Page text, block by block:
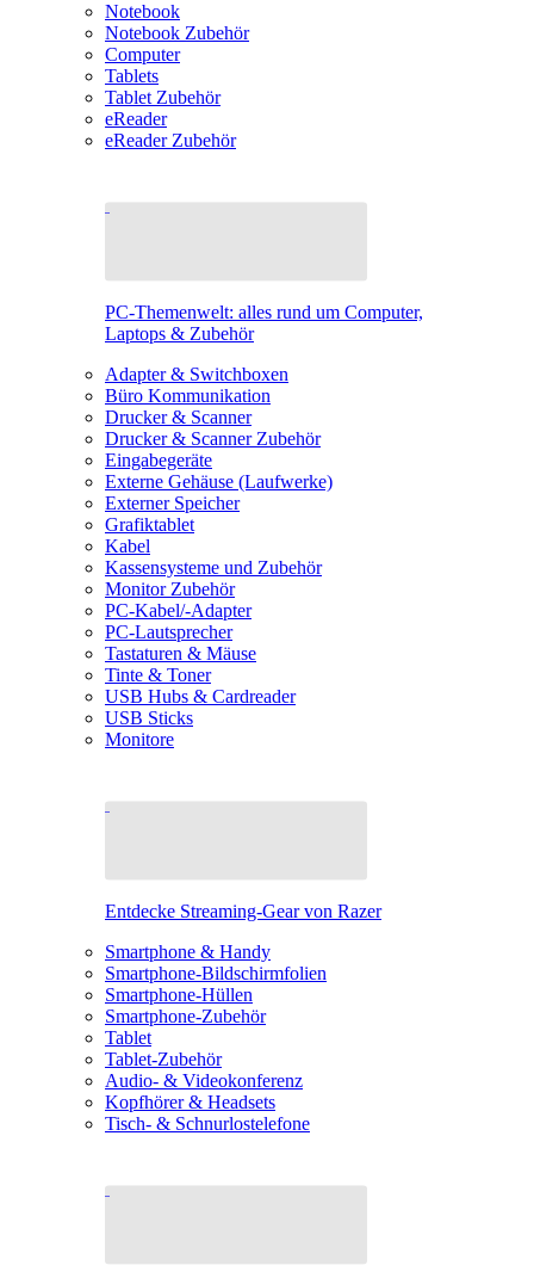
Notebook
Notebook Zubehör
Computer
Tablets
Tablet Zubehör
eReader
eReader Zubehör
PC-Themenwelt: alles rund um Computer,
Laptops & Zubehör
Adapter & Switchboxen
Büro Kommunikation
Drucker & Scanner
Drucker & Scanner Zubehör
Eingabegeräte
Externe Gehäuse (Laufwerke)
Externer Speicher
Grafiktablet
Kabel
Kassensysteme und Zubehör
Monitor Zubehör
PC-Kabel/-Adapter
PC-Lautsprecher
Tastaturen & Mäuse
Tinte & Toner
USB Hubs & Cardreader
USB Sticks
Monitore
Entdecke Streaming-Gear von Razer
Smartphone & Handy
Smartphone-Bildschirmfolien
Smartphone-Hüllen
Smartphone-Zubehör
Tablet
Tablet-Zubehör
Audio- & Videokonferenz
Kopfhörer & Headsets
Tisch- & Schnurlostelefone